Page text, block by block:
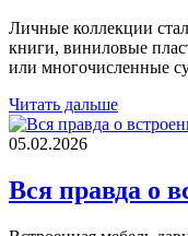
Личные коллекции
книги, виниловые
или многочисленные
Читать дальше
05.02.2026
Вся правда о